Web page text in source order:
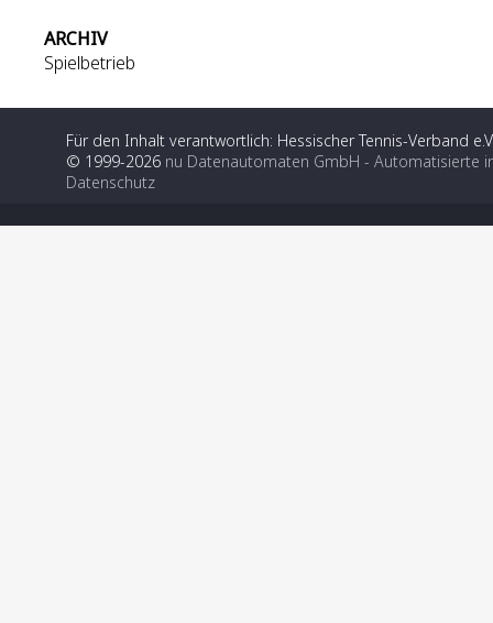
ARCHIV
Spielbetrieb
Für den Inhalt verantwortlich: Hessischer Tennis-Verband
© 1999-2026 nu Datenautomaten GmbH - Automatisierte
Datenschutz